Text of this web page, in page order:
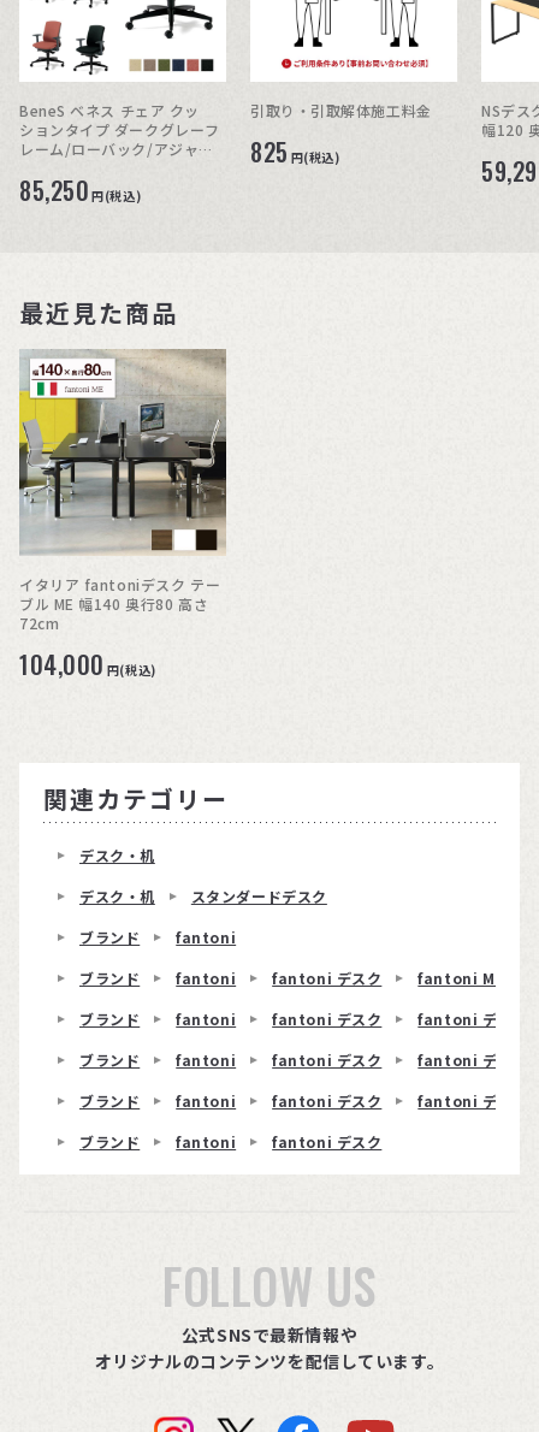
BeneS ベネス チェア クッ
ションタイプ ダークグレーフ
レーム/ローバック/アジャス
85,250 円(税込)
引取り・引取解体施工料金
825 円(税込)
NSデス
幅120
最近見た商品
イタリア fantoniデスク テー
ブル ME 幅140 奥行80 高さ
72cm
104,000 円(税込)
関連カテゴリー
デスク・机
デスク・机
スタンダードデスク
ブランド
fantoni
ブランド
fantoni fantoni デスク
fantoni ME
ブランド
fantoni fantoni デスク
fantoni デスク
ブランド
fantoni fantoni デスク
fantoni デスク
ブランド
fantoni fantoni デスク
fantoni デスク
ブランド
fantoni fantoni デスク
FOLLOW US
公式SNSで最新情報や
オリジナルのコンテンツを配信しています。